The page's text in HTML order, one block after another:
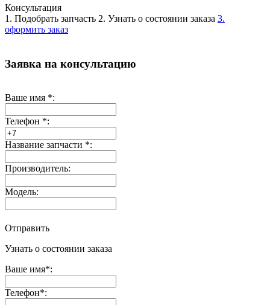
Консультация
1. Подобрать запчасть 2. Узнать о состоянии заказа 3.
оформить заказ
Заявка на консультацию
Ваше имя *:
Телефон *:
Название запчасти *:
Производитель:
Модель:
Отправить
Узнать о состоянии заказа
Ваше имя*:
Телефон*: